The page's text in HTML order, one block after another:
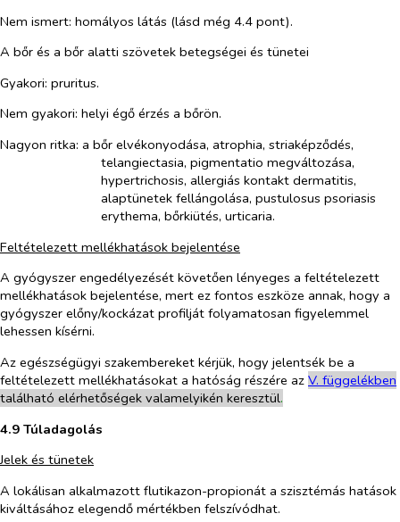
Nem ismert: homályos látás (lásd még 4.4 pont).
A bőr és a bőr alatti szövetek betegségei és tünetei
Gyakori: pruritus.
Nem gyakori: helyi égő érzés a bőrön.
Nagyon ritka: a bőr elvékonyodása, atrophia, striaképződés,
telangiectasia, pigmentatio megváltozása,
hypertrichosis, allergiás kontakt dermatitis,
alaptünetek fellángolása, pustulosus psoriasis
erythema, bőrkiütés, urticaria.
Feltételezett mellékhatások bejelentése
A gyógyszer engedélyezését követően lényeges a feltételezett
mellékhatások bejelentése, mert ez fontos eszköze annak, hogy a
gyógyszer előny/kockázat profilját folyamatosan figyelemmel
lehessen kísérni.
Az egészségügyi szakembereket kérjük, hogy jelentsék be a
feltételezett mellékhatásokat a hatóság részére az V. függelékben
található elérhetőségek valamelyikén keresztül.
4.9 Túladagolás
Jelek és tünetek
A lokálisan alkalmazott flutikazon-propionát a szisztémás hatások
kiváltásához elegendő mértékben felszívódhat.